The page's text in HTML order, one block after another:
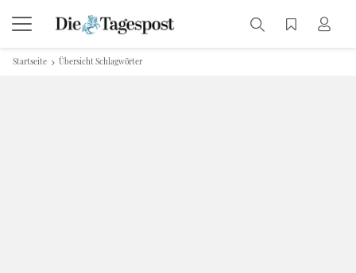
Startseite Übersicht Schlagwörter